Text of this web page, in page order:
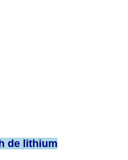
de lithium